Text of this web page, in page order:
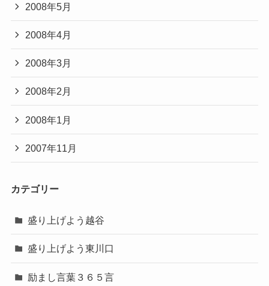
2008年5月
2008年4月
2008年3月
2008年2月
2008年1月
2007年11月
カテゴリー
盛り上げよう越谷
盛り上げよう東川口
励まし言葉３６５言